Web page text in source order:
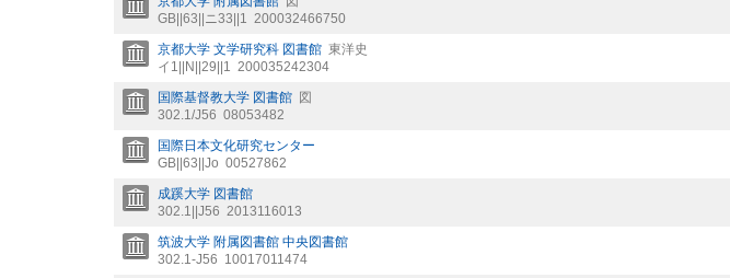
GB||63||ニ33||1
200032466750
京都大学 文学研究科 図書館 東洋史
イ1||N||29||1
200035242304
国際基督教大学 図書館 図
302.1/J56 08053482
国際日本文化研究センター
GB||63||Jo 00527862
成蹊大学 図書館
302.1||J56 2013116013
筑波大学 附属図書館 中央図書館
302.1-J56 10017011474